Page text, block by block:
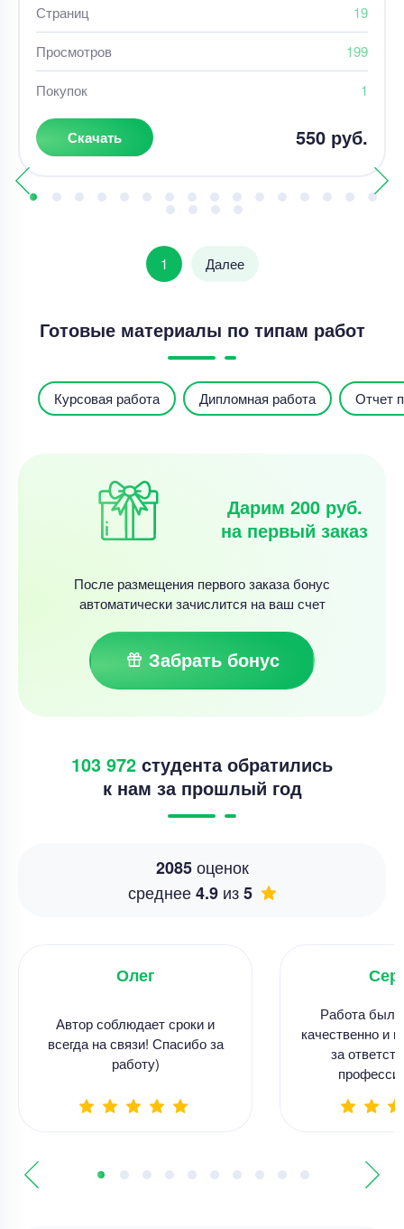
Страниц 19
Просмотров 199
Покупок 1
Скачать 550 руб.
1 Далее
Готовые материалы по типам работ
Курсовая работа Дипломная работа Отчет
Дарим 200 руб.
на первый заказ
После размещения первого заказа бонус
автоматически зачислится на ваш счет
Забрать бонус
103 972 студента обратились
к нам за прошлый год
2085оценок
среднее4.9 из5
Олег
Автор соблюдает сроки и
всегда на связи! Спасибо за
работу)
Работа
качественно и
за